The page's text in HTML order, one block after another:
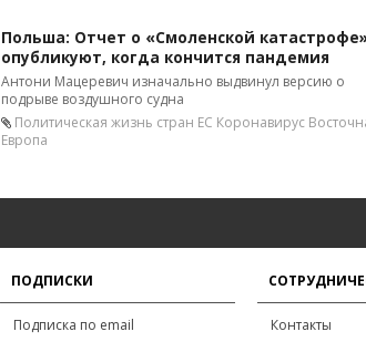
Польша: Отчет о «Смоленской
опубликуют, когда кончится пандемия
Антони Мацеревич изначально выдвинул версию о
подрыве воздушного судна
Политическая жизнь стран ЕС Коронавирус
Европа
ПОДПИСКИ
Подписка по email Контакты